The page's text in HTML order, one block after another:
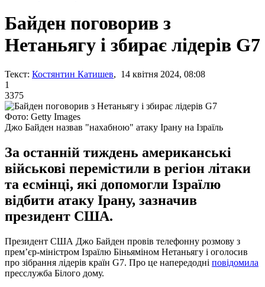
Байден поговорив з
Нетаньягу і збирає лідерів G7
Текст: Костянтин Катишев, 14 квітня 2024, 08:08
1
3375
Фото: Getty Images
Джо Байден назвав "нахабною" атаку Ірану на Ізраїль
За останній тиждень американські
військові перемістили в регіон літаки
та есмінці, які допомогли Ізраїлю
відбити атаку Ірану, зазначив
президент США.
Президент США Джо Байден провів телефонну розмову з
прем’єр-міністром Ізраїлю Біньяміном Нетаньягу і оголосив
про зібрання лідерів країн G7. Про це напередодні повідомила
пресслужба Білого дому.